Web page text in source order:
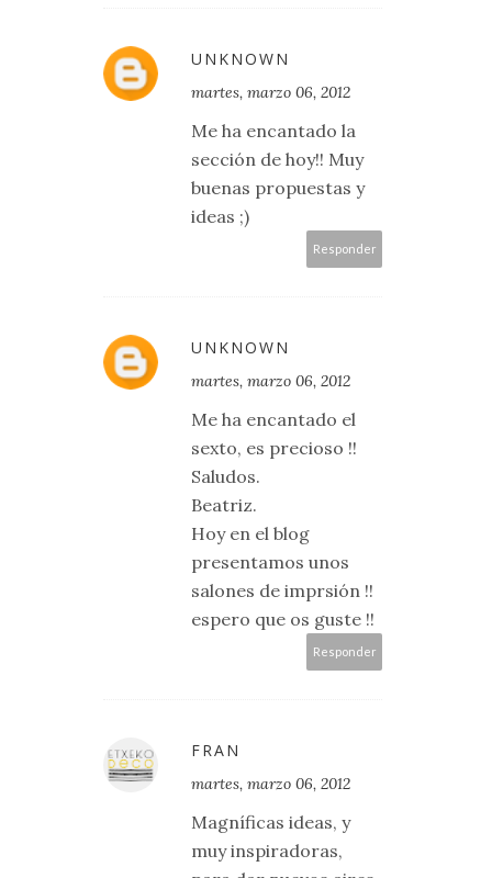
UNKNOWN
martes, marzo 06, 2012
Me ha encantado la
sección de hoy!! Muy
buenas propuestas y
ideas ;)
Responder
UNKNOWN
martes, marzo 06, 2012
Me ha encantado el
sexto, es precioso !!
Saludos.
Beatriz.
Hoy en el blog
presentamos unos
salones de imprsión !!
espero que os guste !!
Responder
FRAN
martes, marzo 06, 2012
Magníficas ideas, y
muy inspiradoras,